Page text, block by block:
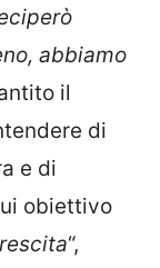
abbiamo
il
di
e di
obiettivo
“,